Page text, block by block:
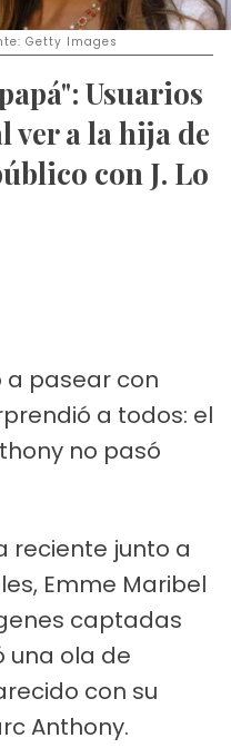
Getty Images
Usuarios
ver a la hija de
con J. Lo
a pasear con
a todos: el
no pasó
reciente junto a
Emme Maribel
captadas
una ola de
con su
Anthony.